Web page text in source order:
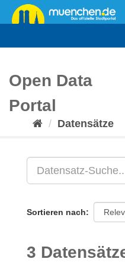
Überspringen
zum
Open Data
Portal
Datensätze
Sortieren nach
3